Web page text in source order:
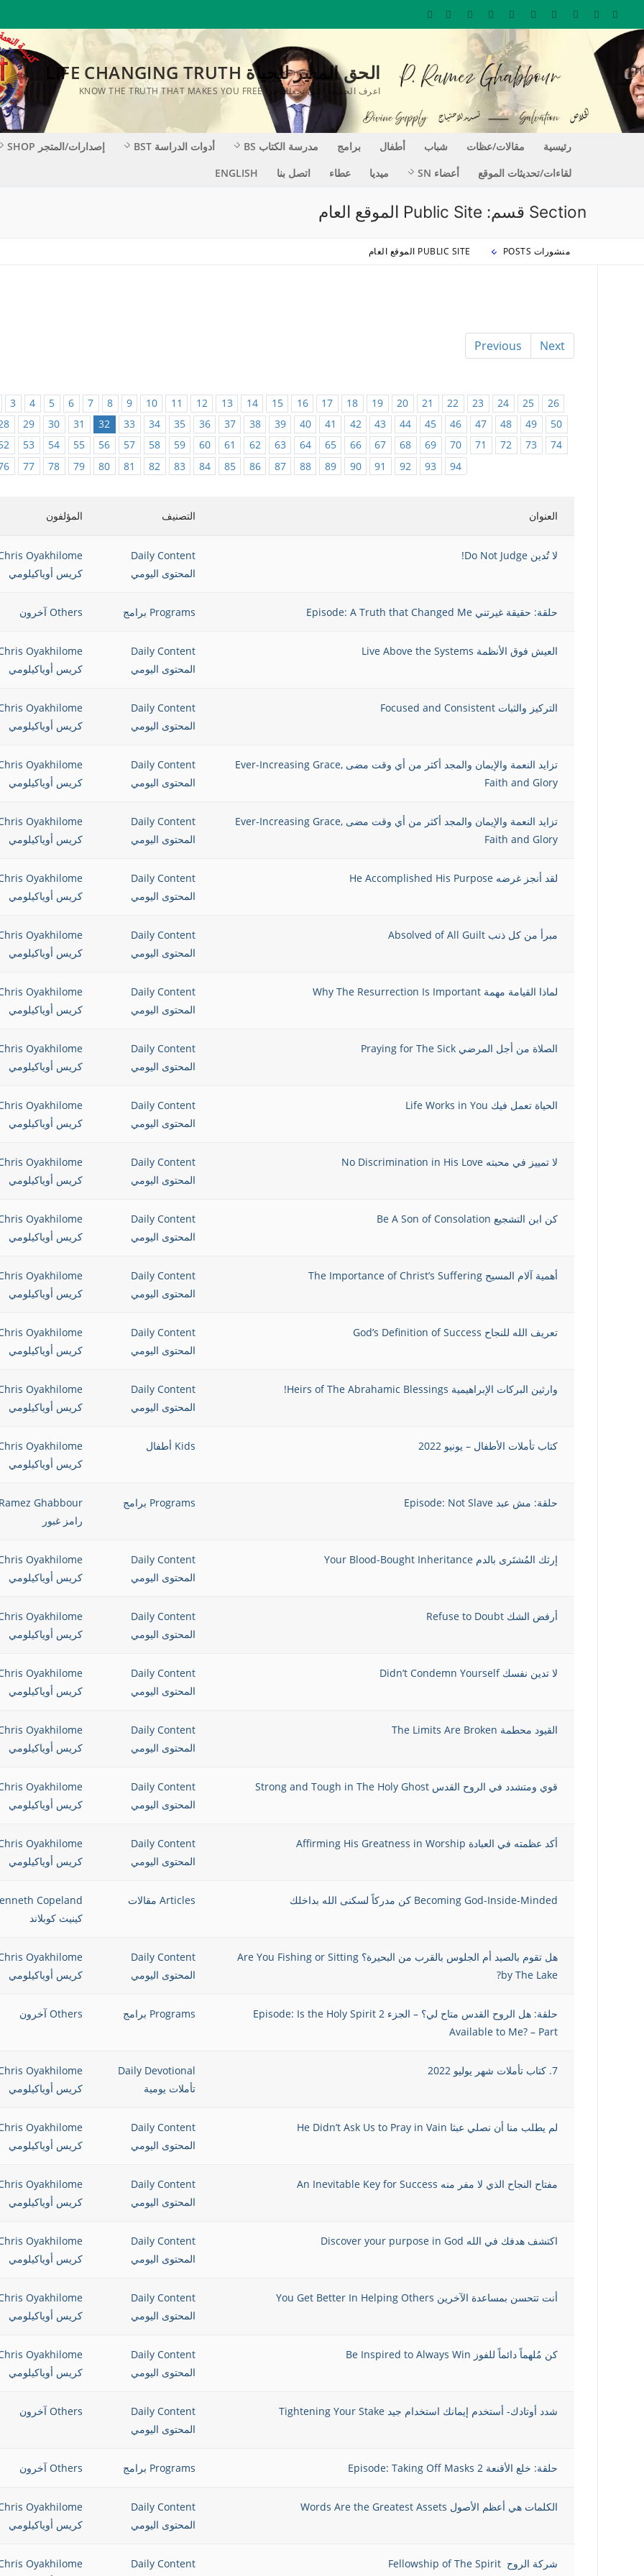
التجاوز
إلى
المحتوى
الحق المغير للحياة LIFE CHANGING TRUTH
اعرف الحقيقة التي تجعلك حراً KNOW THE TRUTH THAT MAKES YOU FREE
رئيسية مقالات/عظات شباب أطفال برامج مدرسة الكتاب BS أدوات الدراسة BST
إصدارات/المتجر SHOP
لقاءات/تحديثات الموقع
أعضاء SN ميديا عطاء اتصل بنا ENGLISH
Section قسم: Public Site الموقع العام
منشورات POSTS PUBLIC SITE الموقع العام
Previous Next
3 4 5 6 7 8 9 10 11 12 13 14 15 16 17 18 19 20 21 22 23 24 25
26
29 30 31 32 33 34 35 36 37 38 39 40 41 42 43 44 45 46 47 48 49
50
53 54 55 56 57 58 59 60 61 62 63 64 65 66 67 68 69 70 71 72 73
74
77 78 79 80 81 82 83 84 85 86 87 88 89 90 91 92 93 94
العنوان التصنيف المؤلفون
لا تُدين Do Not Judge!
Daily Content
المحتوى اليومي
Oyakhilome
كريس أوياكيلومي
حلقة: حقيقة غيرتني Episode: A Truth that Changed Me Programs برامج Others آخرون
العيش فوق الأنظمة Live Above the Systems
Daily Content
المحتوى اليومي
Oyakhilome
كريس أوياكيلومي
التركيز والثبات Focused and Consistent
Daily Content
المحتوى اليومي
Oyakhilome
كريس أوياكيلومي
تزايد النعمة والإيمان والمجد أكثر من أي وقت مضى Ever-Increasing Grace,
Faith and Glory
Daily Content
المحتوى اليومي
Oyakhilome
كريس أوياكيلومي
تزايد النعمة والإيمان والمجد أكثر من أي وقت مضى Ever-Increasing Grace,
Faith and Glory
Daily Content
المحتوى اليومي
Oyakhilome
كريس أوياكيلومي
لقد أنجز غرضه He Accomplished His Purpose
Daily Content
المحتوى اليومي
Oyakhilome
كريس أوياكيلومي
مبرأ من كل ذنب Absolved of All Guilt
Daily Content
المحتوى اليومي
Oyakhilome
كريس أوياكيلومي
لماذا القيامة مهمة Why The Resurrection Is Important
Daily Content
المحتوى اليومي
Oyakhilome
كريس أوياكيلومي
الصلاة من أجل المرضي Praying for The Sick
Daily Content
المحتوى اليومي
Oyakhilome
كريس أوياكيلومي
الحياة تعمل فيك Life Works in You
Daily Content
المحتوى اليومي
Oyakhilome
كريس أوياكيلومي
لا تمييز في محبته No Discrimination in His Love
Daily Content
المحتوى اليومي
Oyakhilome
كريس أوياكيلومي
كن ابن التشجيع Be A Son of Consolation
Daily Content
المحتوى اليومي
Oyakhilome
كريس أوياكيلومي
أهمية آلام المسيح The Importance of Christ’s Suffering
Daily Content
المحتوى اليومي
Oyakhilome
كريس أوياكيلومي
تعريف الله للنجاح God’s Definition of Success
Daily Content
المحتوى اليومي
Oyakhilome
كريس أوياكيلومي
وارثين البركات الإبراهيمية Heirs of The Abrahamic Blessings!
Daily Content
المحتوى اليومي
Oyakhilome
كريس أوياكيلومي
كتاب تأملات الأطفال – يونيو 2022 Kids أطفال
Oyakhilome
كريس أوياكيلومي
حلقة: مش عبد Episode: Not Slave Programs برامج
Ghabbour
رامز غبور
إرثك المُشتَرى بالدم Your Blood-Bought Inheritance
Daily Content
المحتوى اليومي
Oyakhilome
كريس أوياكيلومي
أرفض الشك Refuse to Doubt
Daily Content
المحتوى اليومي
Oyakhilome
كريس أوياكيلومي
لا تدين نفسك Didn’t Condemn Yourself
Daily Content
المحتوى اليومي
Oyakhilome
كريس أوياكيلومي
القيود محطمة The Limits Are Broken
Daily Content
المحتوى اليومي
Oyakhilome
كريس أوياكيلومي
قوي ومتشدد في الروح القدس Strong and Tough in The Holy Ghost
Daily Content
المحتوى اليومي
Oyakhilome
كريس أوياكيلومي
أكد عظمته في العبادة Affirming His Greatness in Worship
Daily Content
المحتوى اليومي
Oyakhilome
كريس أوياكيلومي
Becoming God-Inside-Minded كن مدركاً لسكنى الله بداخلك Articles مقالات
Copeland
كينيث كوبلاند
هل تقوم بالصيد أم الجلوس بالقرب من البحيرة؟ Are You Fishing or Sitting
by The Lake?
Daily Content
المحتوى اليومي
Oyakhilome
كريس أوياكيلومي
حلقة: هل الروح القدس متاح لي؟ – الجزء 2 Episode: Is the Holy Spirit
Available to Me? – Part
Programs برامج Others آخرون
7. كتاب تأملات شهر يوليو 2022
Daily Devotional
تأملات يومية
Oyakhilome
كريس أوياكيلومي
لم يطلب منا أن نصلي عبثا He Didn’t Ask Us to Pray in Vain
Daily Content
المحتوى اليومي
Oyakhilome
كريس أوياكيلومي
مفتاح النجاح الذي لا مفر منه An Inevitable Key for Success
Daily Content
المحتوى اليومي
Oyakhilome
كريس أوياكيلومي
اكتشف هدفك في الله Discover your purpose in God
Daily Content
المحتوى اليومي
Oyakhilome
كريس أوياكيلومي
أنت تتحسن بمساعدة الآخرين You Get Better In Helping Others
Daily Content
المحتوى اليومي
Oyakhilome
كريس أوياكيلومي
كن مُلهماً دائماً للفوز Be Inspired to Always Win
Daily Content
المحتوى اليومي
Oyakhilome
كريس أوياكيلومي
شدد أوتادك- أستخدم إيمانك استخدام جيد Tightening Your Stake
Daily Content
المحتوى اليومي
Others آخرون
حلقة: خلع الأقنعة 2 Episode: Taking Off Masks Programs برامج Others آخرون
الكلمات هي أعظم الأصول Words Are the Greatest Assets
Daily Content
المحتوى اليومي
Oyakhilome
كريس أوياكيلومي
شركة الروح Fellowship of The Spirit
Daily Content
Oyakhilome